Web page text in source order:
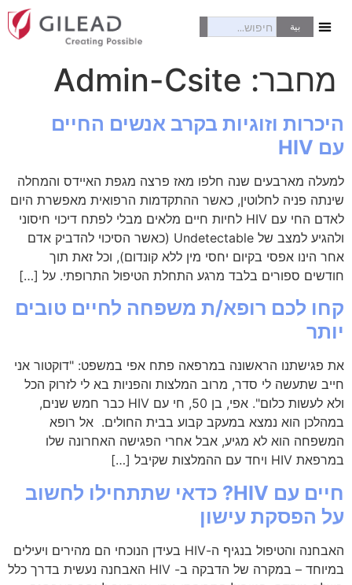
بية
מחבר: Admin-Csite
היכרות וזוגיות בקרב אנשים החיים
עם HIV
למעלה מארבעים שנה חלפו מאז פרצה מגפת האיידס והמחלה
שינתה פניה לחלוטין, כאשר ההתקדמות הרפואית מאפשרת היום
לאדם החי עם HIV לחיות חיים מלאים מבלי לפתח דיכוי חיסוני
ולהגיע למצב של Undetectable (כאשר הסיכוי להדביק אדם
אחר הינו אפסי בקיום יחסי מין ללא קונדום), וכל זאת תוך
חודשים ספורים בלבד מרגע התחלת הטיפול התרופתי. על […]
קחו לכם רופא/ת משפחה לחיים טובים
יותר
את פגישתנו הראשונה במרפאה פתח אפי במשפט: "דוקטור אני
חייב שתעשה לי סדר, מרוב המלצות והפניות בא לי לזרוק הכל
ולא לעשות כלום". אפי, בן 50, חי עם HIV כבר חמש שנים,
במהלכן הוא נמצא במעקב קבוע בבית החולים. אל רופא
המשפחה הוא לא מגיע, אבל אחרי הפגישה האחרונה שלו
במרפאת HIV ויחד עם ההמלצות שקיבל […]
חיים עם HIV? כדאי שתתחילו לחשוב
על הפסקת עישון
האבחנה והטיפול בנגיף ה-HIV בעידן הנוכחי הם מהירים ויעילים
במיוחד – במקרה של הדבקה ב- HIV האבחנה נעשית בדרך כלל